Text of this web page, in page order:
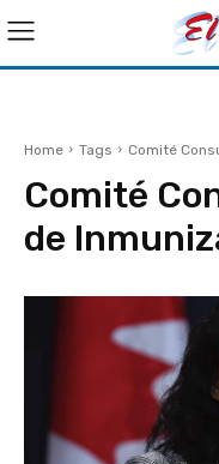
Home Tags Comité
Comité
de